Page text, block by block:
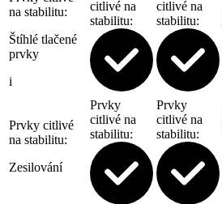
na stabilitu:
Štíhlé tlačené
prvky
i
citlivé na
stabilitu:
citlivé na
stabilitu:
Prvky citlivé
na stabilitu:
Zesilování
Prvky
citlivé na
stabilitu:
Prvky
citlivé na
stabilitu: